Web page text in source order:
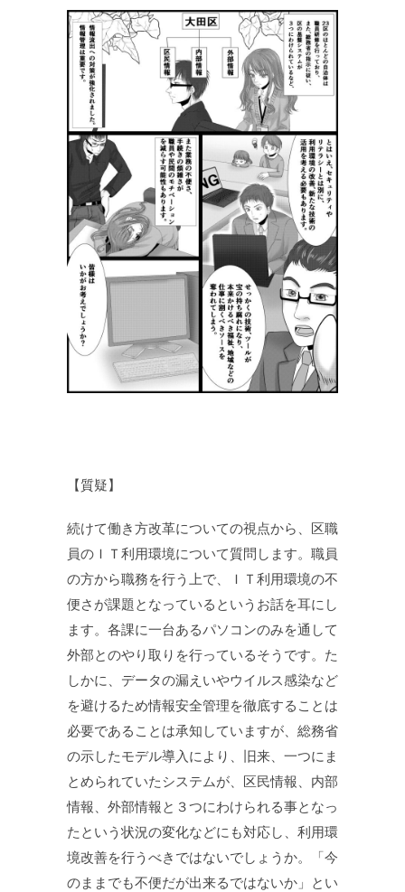
【質疑】
続けて働き方改革についての視点から、区職
員のＩＴ利用環境について質問します。職員
の方から職務を行う上で、ＩＴ利用環境の不
便さが課題となっているというお話を耳にし
ます。各課に一台あるパソコンのみを通して
外部とのやり取りを行っているそうです。た
しかに、データの漏えいやウイルス感染など
を避けるため情報安全管理を徹底することは
必要であることは承知していますが、総務省
の示したモデル導入により、旧来、一つにま
とめられていたシステムが、区民情報、内部
情報、外部情報と３つにわけられる事となっ
たという状況の変化などにも対応し、利用環
境改善を行うべきではないでしょうか。「今
のままでも不便だが出来るではないか」とい